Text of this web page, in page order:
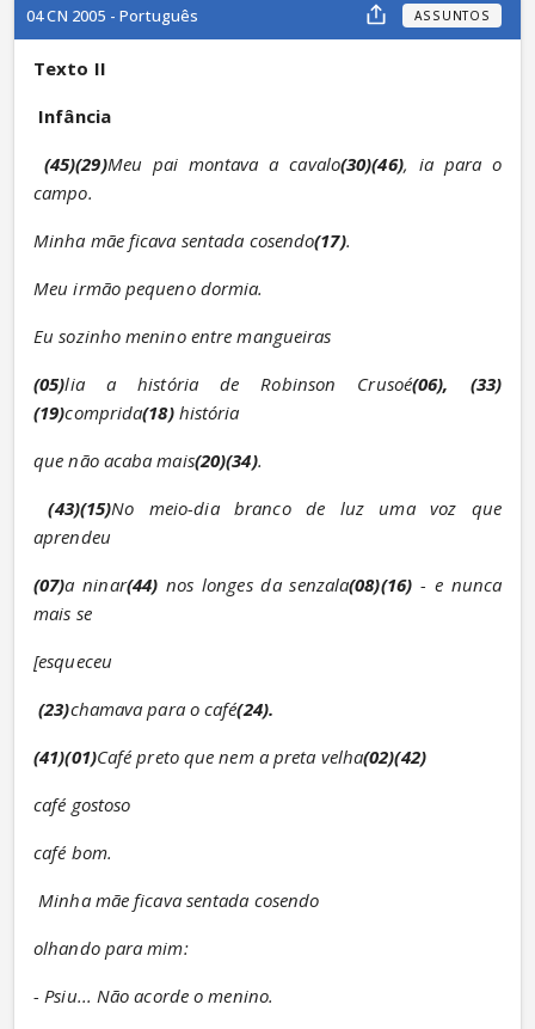
04 CN 2005 - Português ASSUNTOS
Texto II
Infância
(45)(29)Meu pai montava a cavalo(30)(46), ia para o
campo.
Minha mãe ficava sentada cosendo(17).
Meu irmão pequeno dormia.
Eu sozinho menino entre mangueiras
(05)lia a história de Robinson Crusoé(06), (33)
(19)comprida(18) história
que não acaba mais(20)(34).
(43)(15)No meio-dia branco de luz uma voz que
aprendeu
(07)a ninar(44) nos longes da senzala(08)(16) - e nunca
mais se
[esqueceu
(23)chamava para o café(24).
(41)(01)Café preto que nem a preta velha(02)(42)
café gostoso
café bom.
Minha mãe ficava sentada cosendo
olhando para mim:
- Psiu... Não acorde o menino.